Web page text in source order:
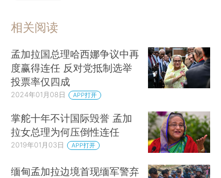
相关阅读
孟加拉国总理哈西娜争议中再
度赢得连任 反对党抵制选举
投票率仅四成
2024年01月08日 APP打开
掌舵十年不计国际毁誉 孟加
拉女总理为何压倒性连任
2019年01月03日 APP打开
缅甸孟加拉边境首现缅军警弃